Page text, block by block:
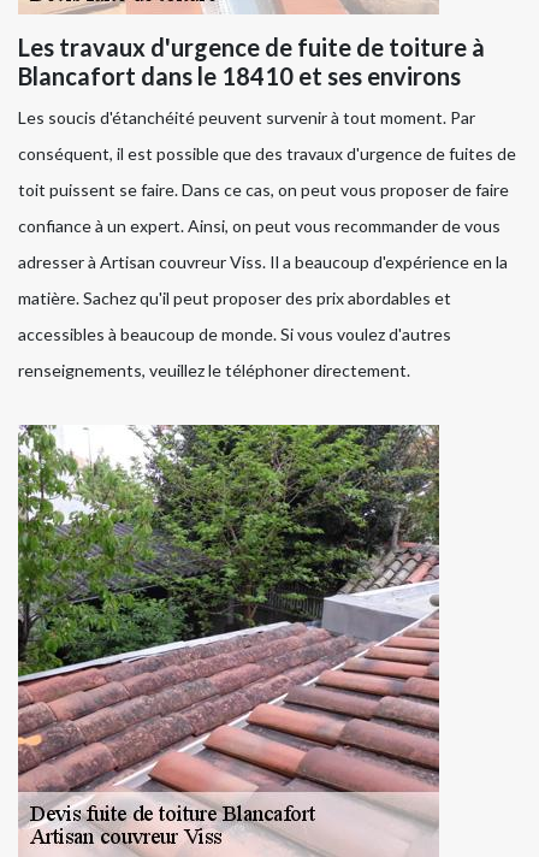
Les travaux d'urgence de fuite de toiture à
Blancafort dans le 18410 et ses environs
Les soucis d'étanchéité peuvent survenir à tout moment. Par
conséquent, il est possible que des travaux d'urgence de fuites de
toit puissent se faire. Dans ce cas, on peut vous proposer de faire
confiance à un expert. Ainsi, on peut vous recommander de vous
adresser à Artisan couvreur Viss. Il a beaucoup d'expérience en la
matière. Sachez qu'il peut proposer des prix abordables et
accessibles à beaucoup de monde. Si vous voulez d'autres
renseignements, veuillez le téléphoner directement.